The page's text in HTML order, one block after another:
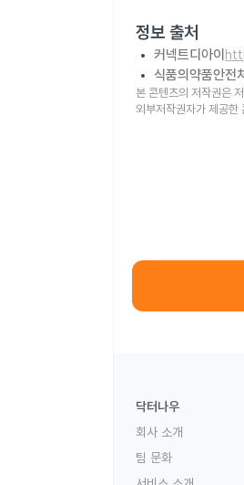
정보 출처
커넥트디아이
식품의약품안전
본 콘텐츠의 저작권은
외부저작권자가 제공한
닥터나우
회사 소개
팀 문화